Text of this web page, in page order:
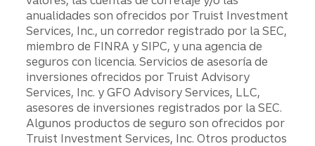
anualidades son ofrecidos por Truist Investment
Services, Inc., un corredor registrado por la SEC,
miembro de FINRA y SIPC, y una agencia de
seguros con licencia. Servicios de asesoría de
inversiones ofrecidos por Truist Advisory
Services, Inc. y GFO Advisory Services, LLC,
asesores de inversiones registrados por la SEC.
Algunos productos de seguro son ofrecidos por
Truist Investment Services, Inc. Otros productos